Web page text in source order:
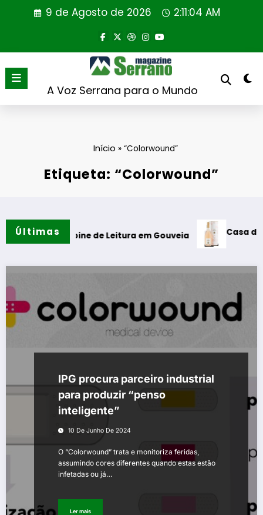
9 de Agosto de 2026 2:11:05 AM
A Voz Serrana para o Mundo
Início » “Colorwound”
Etiqueta: “Colorwound”
Últimas
da Cabine de Leitura em Gouveia Casa de Santar
IPG procura parceiro industrial
para produzir “penso
inteligente”
10 De Junho De 2024
O “Colorwound” trata e monitoriza feridas,
assumindo cores diferentes quando estas estão
infetadas ou já…
Ler mais